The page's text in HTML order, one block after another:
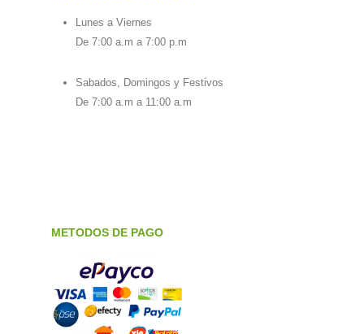
Lunes a Viernes
De 7:00 a.m a 7:00 p.m
Sabados, Domingos y Festivos
De 7:00 a.m a 11:00 a.m
METODOS DE PAGO